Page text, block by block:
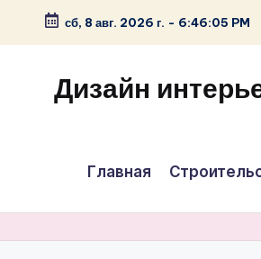
Перейти
содержимому
сб, 8 авг. 2026 г. - 6:46:06 PM
Дизайн
Главная